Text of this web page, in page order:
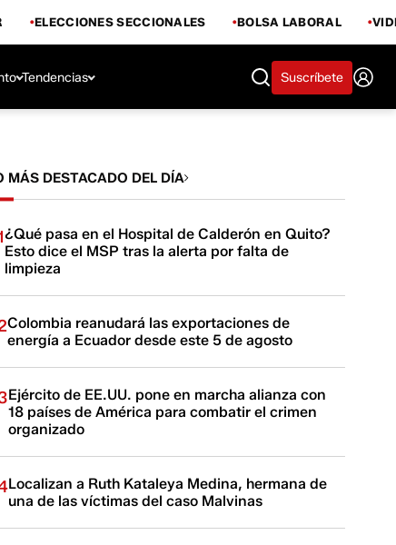
ELECCIONES SECCIONALES BOLSA LABORAL
Tendencias Suscríbete
MÁS DESTACADO DEL DÍA
¿Qué pasa en el Hospital de Calderón en Quito?
Esto dice el MSP tras la alerta por falta de
limpieza
Colombia reanudará las exportaciones de
energía a Ecuador desde este 5 de agosto
Ejército de EE.UU. pone en marcha alianza con
18 países de América para combatir el crimen
organizado
Localizan a Ruth Kataleya Medina, hermana de
una de las víctimas del caso Malvinas